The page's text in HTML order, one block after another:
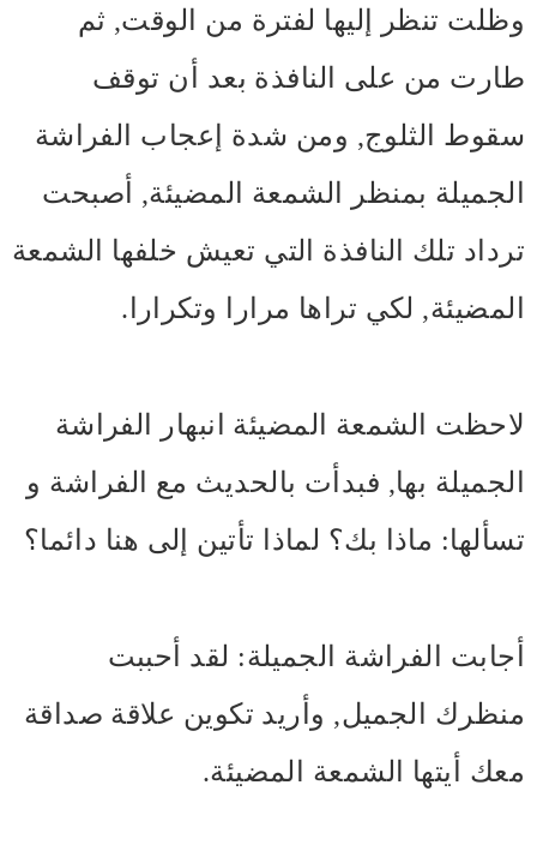
وظلت تنظر إليها لفترة من الوقت, ثم
طارت من على النافذة بعد أن توقف
سقوط الثلوج, ومن شدة إعجاب الفراشة
الجميلة بمنظر الشمعة المضيئة, أصبحت
ترداد تلك النافذة التي تعيش خلفها الشمعة
المضيئة, لكي تراها مرارا وتكرارا.
لاحظت الشمعة المضيئة انبهار الفراشة
الجميلة بها, فبدأت بالحديث مع الفراشة و
تسألها: ماذا بك؟ لماذا تأتين إلى هنا دائما؟
أجابت الفراشة الجميلة: لقد أحببت
منظرك الجميل, وأريد تكوين علاقة صداقة
معك أيتها الشمعة المضيئة.